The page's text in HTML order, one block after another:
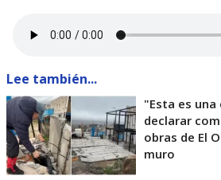
Lee también...
"Esta es
declarar
obras de El
muro